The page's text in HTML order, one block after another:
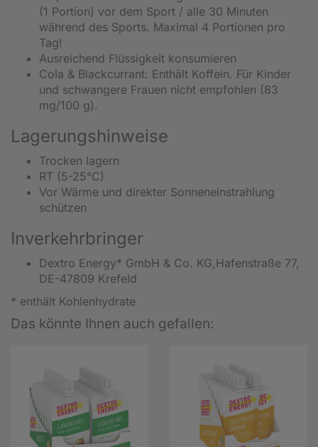
(1 Portion) vor dem Sport / alle 30 Minuten
während des Sports. Maximal 4 Portionen pro
Tag!
Ausreichend Flüssigkeit konsumieren
Cola & Blackcurrant: Enthält Koffein. Für Kinder
und schwangere Frauen nicht empfohlen (83
mg/100 g).
Lagerungshinweise
Trocken lagern
RT (5-25°C)
Vor Wärme und direkter Sonneneinstrahlung
schützen
Inverkehrbringer
Dextro Energy* GmbH & Co. KG,Hafenstraße 77,
DE-47809 Krefeld
* enthält Kohlenhydrate
Das könnte Ihnen auch gefallen: